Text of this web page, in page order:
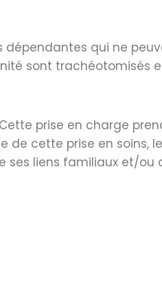
qui ne
sont trachéotomisés
prise en charge
de cette prise en soins,
liens familiaux et/ou